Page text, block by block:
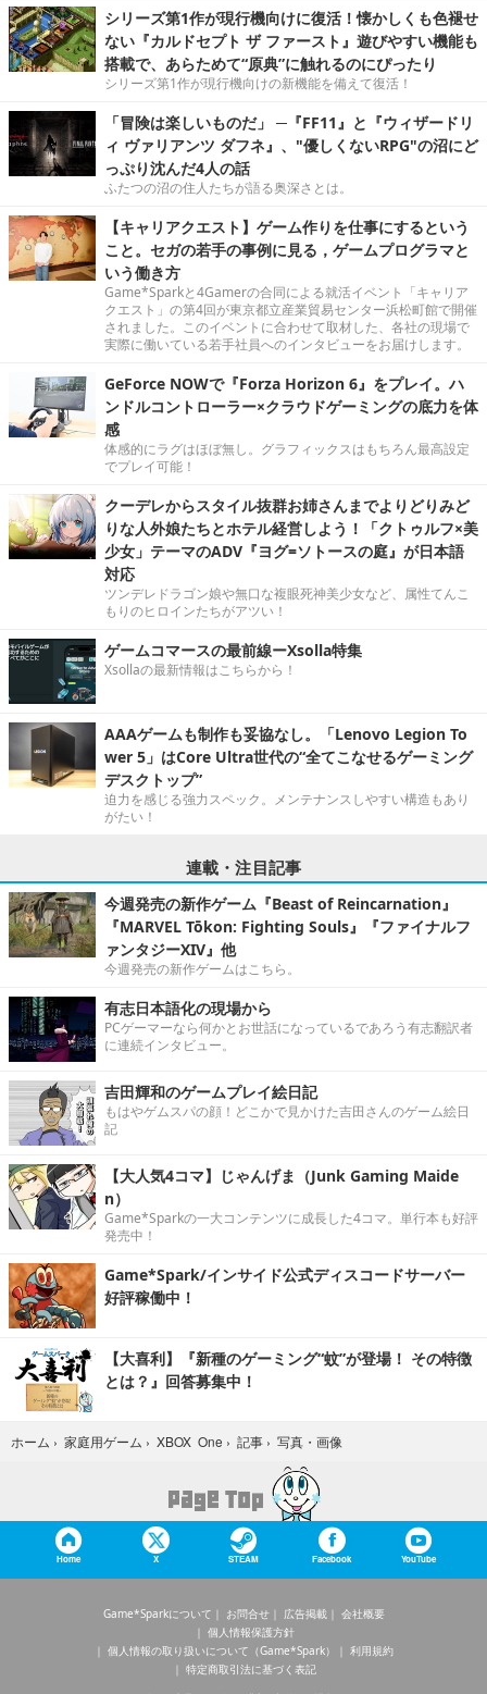
シリーズ第1作が現行機向けに復活！懐かしくも色褪せ
ない『カルドセプト ザ ファースト』遊びやすい機能も
搭載で、あらためて“原典”に触れるのにぴったり
シリーズ第1作が現行機向けの新機能を備えて復活！
「冒険は楽しいものだ」 ─『FF11』と『ウィザードリ
ィ ヴァリアンツ ダフネ』、"優しくないRPG"の沼にど
っぷり沈んだ4人の話
ふたつの沼の住人たちが語る奥深さとは。
【キャリアクエスト】ゲーム作りを仕事にするという
こと。セガの若手の事例に見る，ゲームプログラマと
いう働き方
Game*Sparkと4Gamerの合同による就活イベント「キャリア
クエスト」の第4回が東京都立産業貿易センター浜松町館で開催
されました。このイベントに合わせて取材した、各社の現場で
実際に働いている若手社員へのインタビューをお届けします。
GeForce NOWで『Forza Horizon 6』をプレイ。ハ
ンドルコントローラー×クラウドゲーミングの底力を体
感
体感的にラグはほぼ無し。グラフィックスはもちろん最高設定
でプレイ可能！
クーデレからスタイル抜群お姉さんまでよりどりみど
りな人外娘たちとホテル経営しよう！「クトゥルフ×美
少女」テーマのADV『ヨグ=ソトースの庭』が日本語
対応
ツンデレドラゴン娘や無口な複眼死神美少女など、属性てんこ
もりのヒロインたちがアツい！
ゲームコマースの最前線ーXsolla特集
Xsollaの最新情報はこちらから！
AAAゲームも制作も妥協なし。「Lenovo Legion To
wer 5」はCore Ultra世代の“全てこなせるゲーミング
デスクトップ”
迫力を感じる強力スペック。メンテナンスしやすい構造もあり
がたい！
連載・注目記事
今週発売の新作ゲーム『Beast of Reincarnation』
『MARVEL Tōkon: Fighting Souls』『ファイナルフ
ァンタジーXIV』他
今週発売の新作ゲームはこちら。
有志日本語化の現場から
PCゲーマーなら何かとお世話になっているであろう有志翻訳者
に連続インタビュー。
吉田輝和のゲームプレイ絵日記
もはやゲムスパの顔！どこかで見かけた吉田さんのゲーム絵日
記
【大人気4コマ】じゃんげま（Junk Gaming Maide
n）
Game*Sparkの一大コンテンツに成長した4コマ。単行本も好評
発売中！
Game*Spark/インサイド公式ディスコードサーバー
好評稼働中！
【大喜利】『新種のゲーミング“蚊”が登場！ その特徴
とは？』回答募集中！
ホーム › 家庭用ゲーム › XBOX One › 記事 › 写真・画像
Home X STEAM Facebook YouTube
Game*Sparkについて お問合せ 広告掲載
会社概要
個人情報保護方針
個人情報の取り扱いについて（Game*Spark）
利用規約
特定商取引法に基づく表記